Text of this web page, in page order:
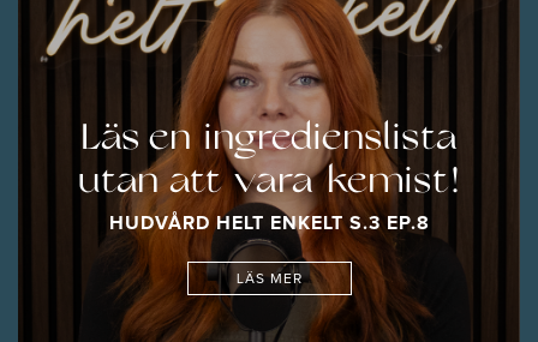
Läs en ingredienslista
utan att vara kemist!
HUDVÅRD HELT ENKELT S.3 EP.8
LÄS MER